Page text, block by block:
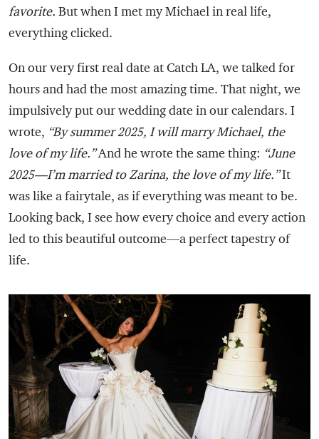
favorite. But when I met my Michael in real life,
everything clicked.
On our very first real date at Catch LA, we talked for
hours and had the most amazing time. That night, we
impulsively put our wedding date in our calendars. I
wrote, “By summer 2025, I will marry Michael, the
love of my life.”And he wrote the same thing: “June
2025—I’m married to Zarina, the love of my life.”It
was like a fairytale, as if everything was meant to be.
Looking back, I see how every choice and every action
led to this beautiful outcome—a perfect tapestry of
life.